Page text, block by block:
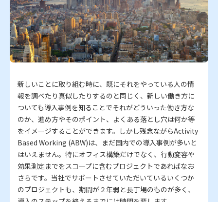
新しいことに取り組む時に、既にそれをやっている人の情
報を調べたり真似したりするのと同じく、新しい働き方に
ついても導入事例を知ることでそれがどういった働き方な
のか、進め方やそのポイント、よくある落とし穴は何か等
をイメージすることができます。しかし残念ながらActivity
Based Working (ABW)は、まだ国内での導入事例が多いと
はいえません。特にオフィス構築だけでなく、行動変容や
効果測定までをスコープに含むプロジェクトであればなお
さらです。当社でサポートさせていただいているいくつか
のプロジェクトも、期間が２年弱と長丁場のものが多く、